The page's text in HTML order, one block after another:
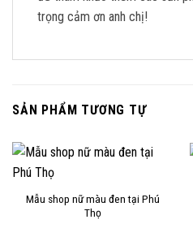
trọng cảm ơn anh chị!
SẢN PHẨM TƯƠNG TỰ
Mẫu shop nữ màu đen tại Phú
Thọ